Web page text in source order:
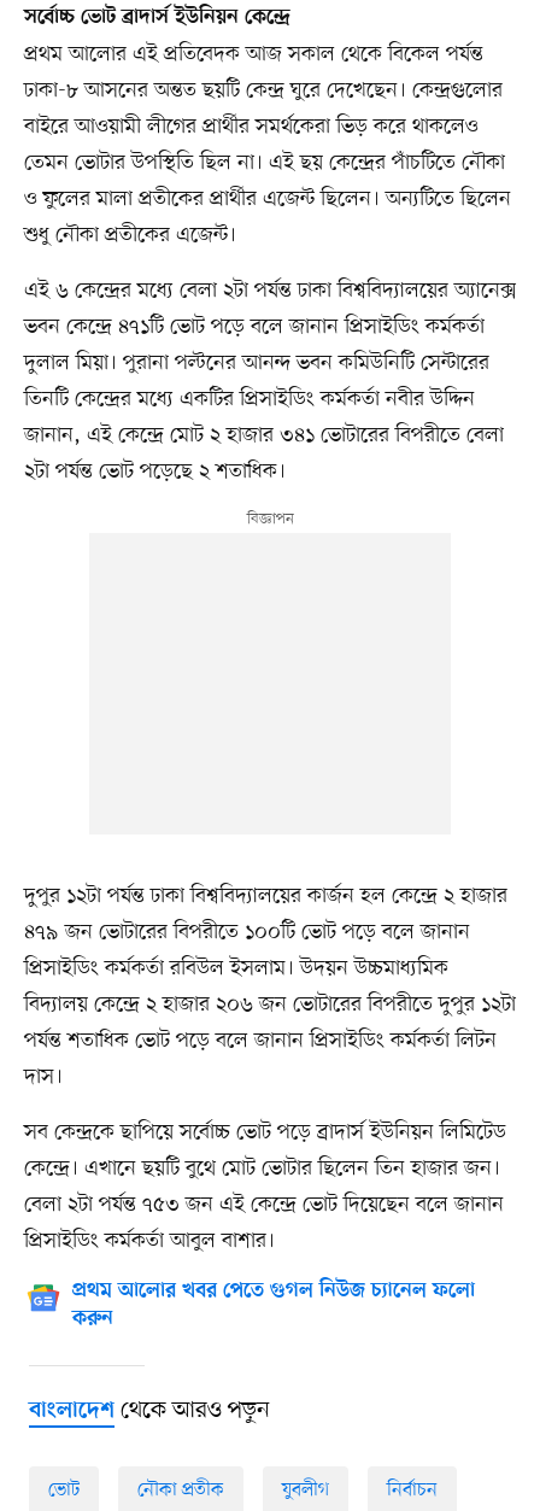
সর্বোচ্চ ভোট ব্রাদার্স ইউনিয়ন কেন্দ্রে
প্রথম আলোর এই প্রতিবেদক আজ সকাল থেকে বিকেল পর্যন্ত
ঢাকা-৮ আসনের অন্তত ছয়টি কেন্দ্র ঘুরে দেখেছেন। কেন্দ্রগুলোর
বাইরে আওয়ামী লীগের প্রার্থীর সমর্থকেরা ভিড় করে থাকলেও
তেমন ভোটার উপস্থিতি ছিল না। এই ছয় কেন্দ্রের পাঁচটিতে নৌকা
ও ফুলের মালা প্রতীকের প্রার্থীর এজেন্ট ছিলেন। অন্যটিতে ছিলেন
শুধু নৌকা প্রতীকের এজেন্ট।
এই ৬ কেন্দ্রের মধ্যে বেলা ২টা পর্যন্ত ঢাকা বিশ্ববিদ্যালয়ের অ্যানেক্স
ভবন কেন্দ্রে ৪৭১টি ভোট পড়ে বলে জানান প্রিসাইডিং কর্মকর্তা
দুলাল মিয়া। পুরানা পল্টনের আনন্দ ভবন কমিউনিটি সেন্টারের
তিনটি কেন্দ্রের মধ্যে একটির প্রিসাইডিং কর্মকর্তা নবীর উদ্দিন
জানান, এই কেন্দ্রে মোট ২ হাজার ৩৪১ ভোটারের বিপরীতে বেলা
২টা পর্যন্ত ভোট পড়েছে ২ শতাধিক।
দুপুর ১২টা পর্যন্ত ঢাকা বিশ্ববিদ্যালয়ের কার্জন হল কেন্দ্রে ২ হাজার
৪৭৯ জন ভোটারের বিপরীতে ১০০টি ভোট পড়ে বলে জানান
প্রিসাইডিং কর্মকর্তা রবিউল ইসলাম। উদয়ন উচ্চমাধ্যমিক
বিদ্যালয় কেন্দ্রে ২ হাজার ২০৬ জন ভোটারের বিপরীতে দুপুর ১২টা
পর্যন্ত শতাধিক ভোট পড়ে বলে জানান প্রিসাইডিং কর্মকর্তা লিটন
দাস।
সব কেন্দ্রকে ছাপিয়ে সর্বোচ্চ ভোট পড়ে ব্রাদার্স ইউনিয়ন লিমিটেড
কেন্দ্রে। এখানে ছয়টি বুথে মোট ভোটার ছিলেন তিন হাজার জন।
বেলা ২টা পর্যন্ত ৭৫৩ জন এই কেন্দ্রে ভোট দিয়েছেন বলে জানান
প্রিসাইডিং কর্মকর্তা আবুল বাশার।
প্রথম আলোর খবর পেতে গুগল নিউজ চ্যানেল ফলো
করুন
বাংলাদেশথেকে আরও পড়ুন
ভোট নৌকা প্রতীক যুবলীগ নির্বাচন